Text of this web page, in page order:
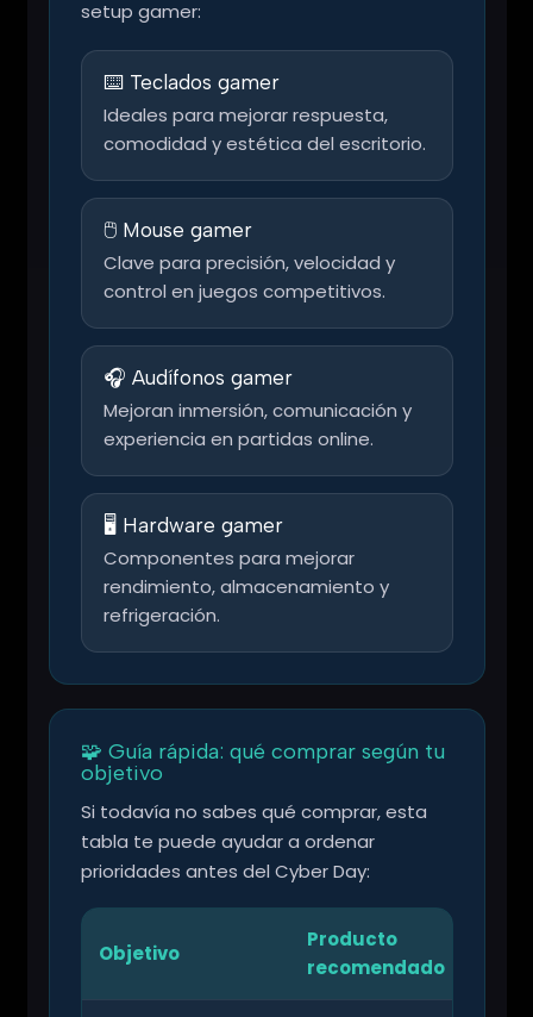
setup gamer:
⌨️ Teclados gamer
Ideales para mejorar respuesta,
comodidad y estética del escritorio.
🖱️ Mouse gamer
Clave para precisión, velocidad y
control en juegos competitivos.
🎧 Audífonos gamer
Mejoran inmersión, comunicación y
experiencia en partidas online.
🖥️ Hardware gamer
Componentes para mejorar
rendimiento, almacenamiento y
refrigeración.
🧩 Guía rápida: qué comprar según tu
objetivo
Si todavía no sabes qué comprar, esta
tabla te puede ayudar a ordenar
prioridades antes del Cyber Day:
Objetivo
Producto
recomendado